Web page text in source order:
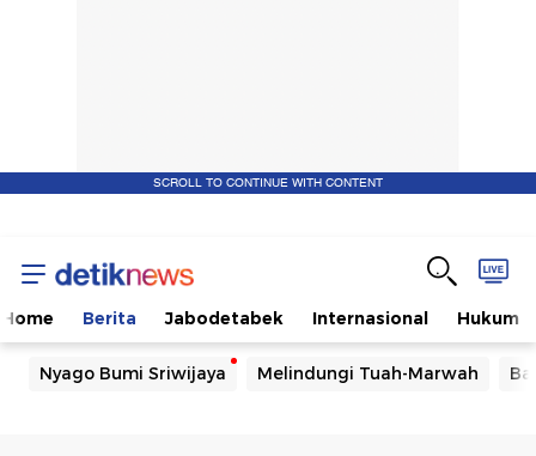
SCROLL TO CONTINUE WITH CONTENT
Home Berita Jabodetabek Internasional Hukum
Nyago Bumi Sriwijaya Melindungi Tuah-Marwah